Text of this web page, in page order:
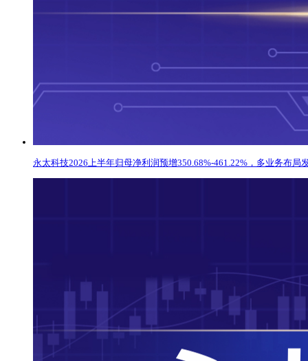
永太科技2026上半年归母净利润预增350.68%-461.22%，多业务布局